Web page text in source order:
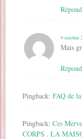
9 octobre
Mais
Pingback:FAQ de
Pingback:Ces
CORPS . LA